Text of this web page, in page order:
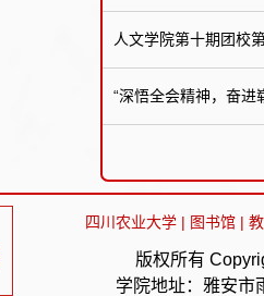
人文学院第十期团校
“深悟全会精神，奋进
四川农业大学 | 图书馆 |
版权所有
学院地址：雅安